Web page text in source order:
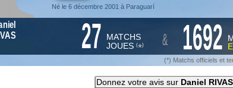
Né le 6 décembre 2001 à Paraguarí
27 MATCHS
JOUES (*) & 1692
(*) Matchs officiels et
Donnez votre avis sur Daniel RIVAS